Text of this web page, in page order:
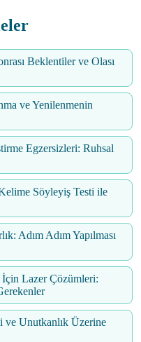
Beklentiler ve Olası
ve Yenilenmenin
Egzersizleri: Ruhsal
Söyleyiş Testi ile
Adım Adım Yapılması
Lazer Çözümleri:
Unutkanlık Üzerine